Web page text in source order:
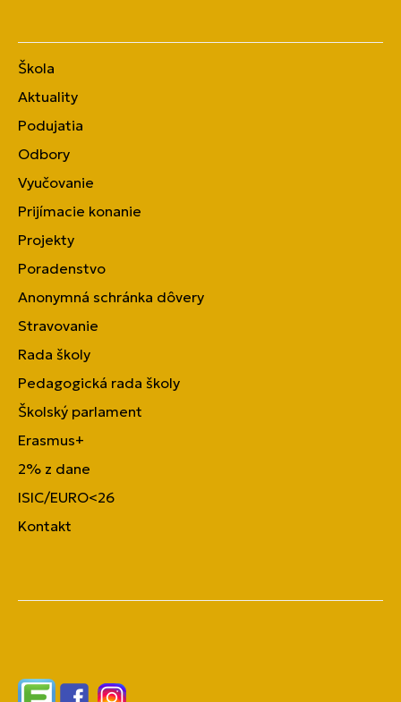
Škola
Aktuality
Podujatia
Odbory
Vyučovanie
Prijímacie konanie
Projekty
Poradenstvo
Anonymná schránka dôvery
Stravovanie
Rada školy
Pedagogická rada školy
Školský parlament
Erasmus+
2% z dane
ISIC/EURO<26
Kontakt